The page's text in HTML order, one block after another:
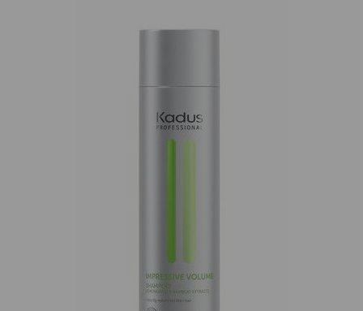
TOOTEID MEIE
KODULEHELT